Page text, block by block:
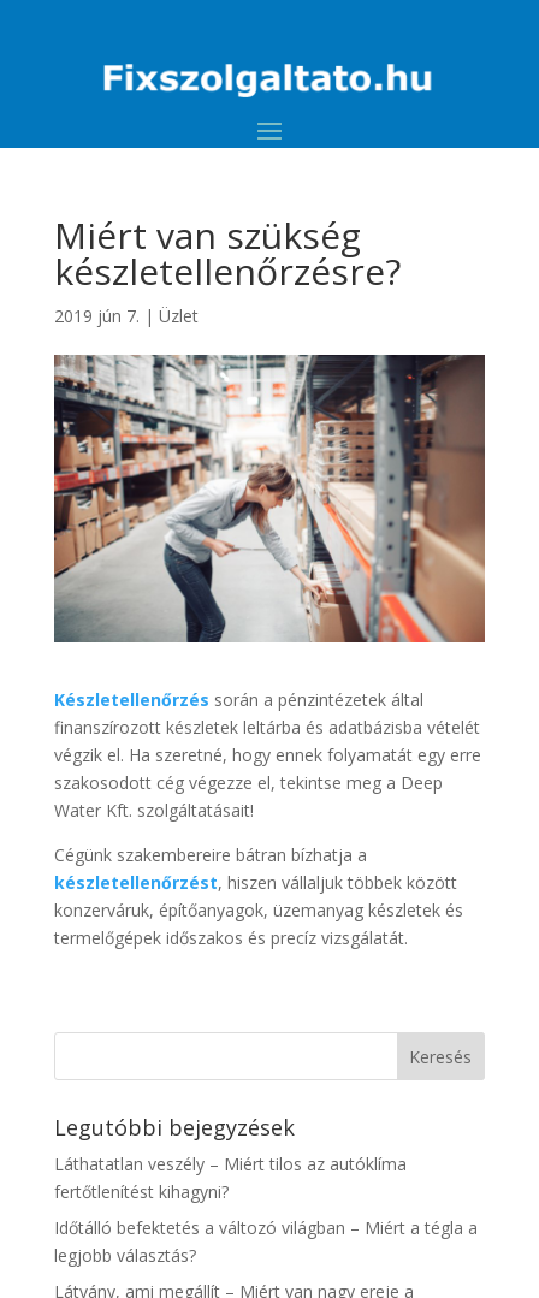
Miért van szükség
készletellenőrzésre?
2019 jún 7. | Üzlet
Készletellenőrzés során a pénzintézetek által
finanszírozott készletek leltárba és adatbázisba vételét
végzik el. Ha szeretné, hogy ennek folyamatát egy erre
szakosodott cég végezze el, tekintse meg a Deep
Water Kft. szolgáltatásait!
Cégünk szakembereire bátran bízhatja a
készletellenőrzést, hiszen vállaljuk többek között
konzerváruk, építőanyagok, üzemanyag készletek és
termelőgépek időszakos és precíz vizsgálatát.
Legutóbbi bejegyzések
Láthatatlan veszély – Miért tilos az autóklíma
fertőtlenítést kihagyni?
Időtálló befektetés a változó világban – Miért a tégla a
legjobb választás?
Látvány, ami megállít – Miért van nagy ereje a